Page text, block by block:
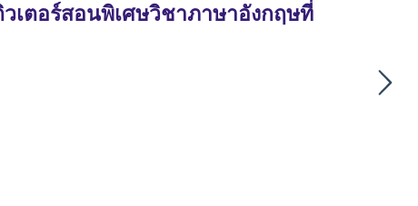
เตอร์สอนพิเศษวิชาภาษาอังกฤษที่